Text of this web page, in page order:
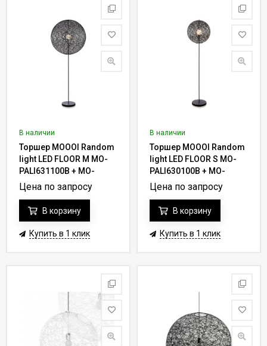
В наличии
Торшер MOOOI Random
light LED FLOOR M MO-
PALI631100B + MO-
PALI121003
Цена по запросу
В корзину
Купить в 1 клик
В наличии
Торшер MOOOI Random
light LED FLOOR S MO-
PALI630100B + MO-
PALI120003
Цена по запросу
В корзину
Купить в 1 клик